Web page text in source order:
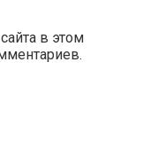
в этом